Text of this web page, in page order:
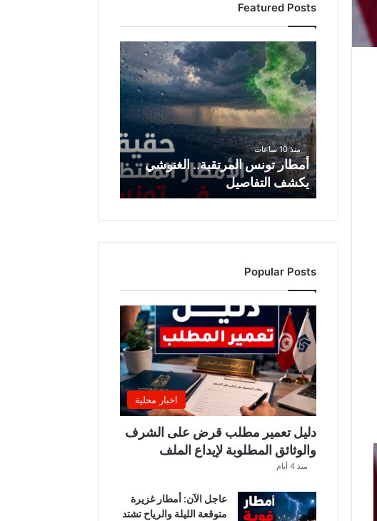
Featured Posts
م
ا
ر
ت
و
س
ا
ل
ت
ب
ة
.
ا
ل
غ
ن
و
ش
ي
ك
ا
ل
منذ 10 ساعات
أمطار تونس المرتقبة.. الغنوشي
يكشف التفاصيل
Popular Posts
اخبار محلية
دليل تعمير مطلب قرض على الشرف
والوثائق المطلوبة لإيداع الملف
منذ 4 أيام
عاجل الآن: أمطار غزيرة
متوقعة الليلة والرياح تشتد